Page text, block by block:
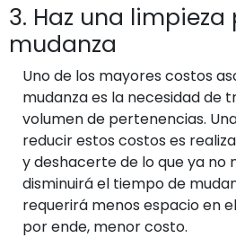
3. Haz una
mudanza
Uno de los mayores costos
mudanza es la necesidad de
volumen de pertenencias.
reducir estos costos es
y deshacerte de lo que ya no
disminuirá el tiempo de
requerirá menos espacio en
por ende, menor costo.